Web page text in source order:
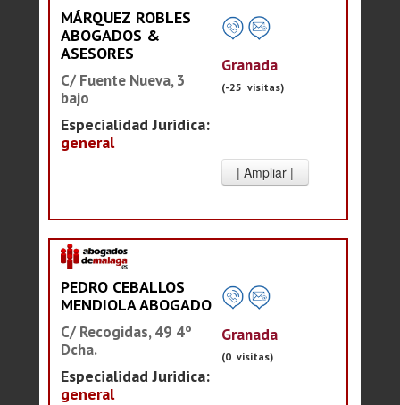
MÁRQUEZ ROBLES
ABOGADOS &
ASESORES
C/ Fuente Nueva, 3
bajo
Especialidad Juridica:
general
Granada
(-25 visitas)
PEDRO CEBALLOS
MENDIOLA ABOGADO
C/ Recogidas, 49 4º
Dcha.
Especialidad Juridica:
general
Granada
(0 visitas)